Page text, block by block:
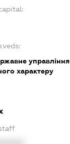
управління
характеру